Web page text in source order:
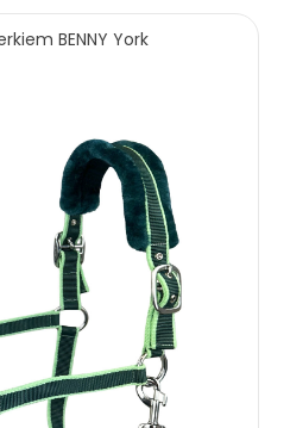
BENNY York